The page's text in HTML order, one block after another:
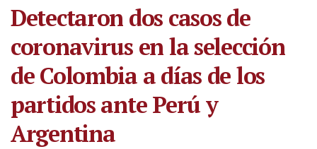
Detectaron dos casos de
coronavirus en la selección
de Colombia a días de los
partidos ante Perú y
Argentina